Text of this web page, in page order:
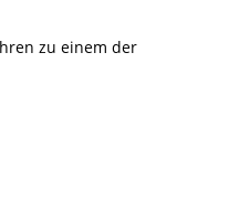
zu einem der